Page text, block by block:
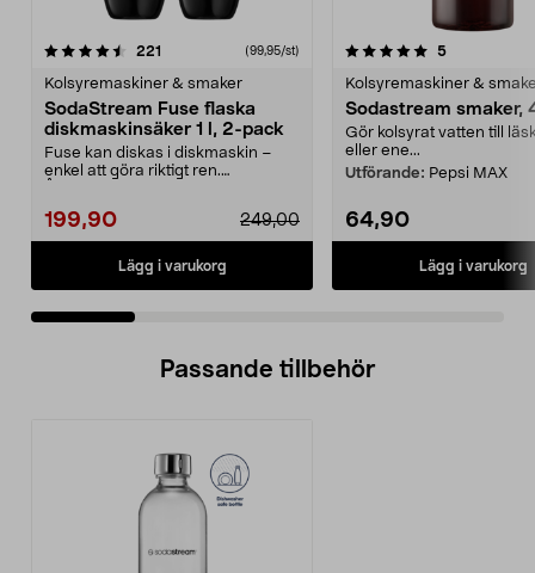
221 (99,95/st)
Kolsyremaskiner & smaker
SodaStream Fuse flaska
diskmaskinsäker 1 l, 2-pack
Fuse kan diskas i diskmaskin –
enkel att göra riktigt ren.
199,90 249,00
Lägg i varukorg
5.0 av 5 stjärnor 5recensioner
Kolsyremaskiner &
Sodastream smaker,
Gör kolsyrat vatten till
eller ene...
Utförande: Pepsi MAX
64,90
Lägg i varukorg
4.5 av 5 stjärnor
Passande tillbehör